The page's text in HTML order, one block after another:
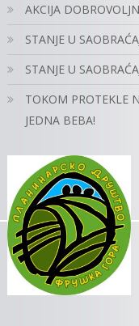
AKCIJA
STANJE U
STANJE U
TOKOM PROTEKLE
JEDNA BEBA!